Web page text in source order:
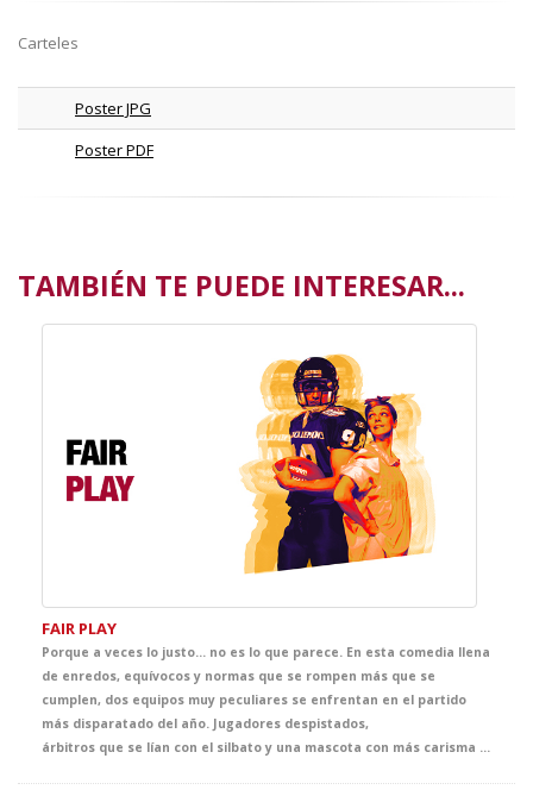
Carteles
Poster JPG
Poster PDF
TAMBIÉN TE PUEDE INTERESAR...
FAIR PLAY
Porque a veces lo justo… no es lo que parece. En esta comedia llena
de enredos, equívocos y normas que se rompen más que se
cumplen, dos equipos muy peculiares se enfrentan en el partido
más disparatado del año. Jugadores despistados,